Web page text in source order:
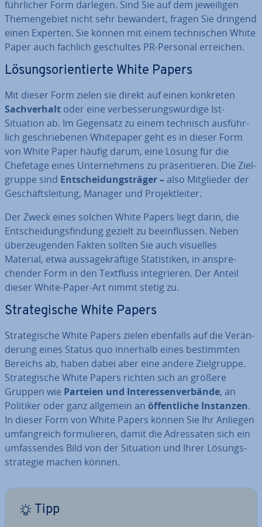
führ­li­cher Form darlegen. Sind Sie auf dem je­wei­li­gen
The­men­ge­biet nicht sehr bewandert, fragen Sie dringend
einen Experten. Sie können mit einem tech­ni­schen White
Paper auch fachlich ge­schul­tes PR-Personal erreichen.
Lö­sungs­ori­en­tier­te White Papers
Mit dieser Form zielen sie direkt auf einen konkreten
Sach­ver­halt oder eine ver­bes­se­rungs­wür­di­ge Ist-
Situation ab. Im Gegensatz zu einem technisch aus­führ­
lich ge­schrie­be­nen White­pa­per geht es in dieser Form
von White Paper häufig darum, eine Lösung für die
Chefetage eines Un­ter­neh­mens zu prä­sen­tie­ren. Die Ziel­
grup­pe sind Ent­schei­dungs­trä­ger –also Mit­glie­der der
Ge­schäfts­lei­tung, Manager und Pro­jekt­lei­ter.
Der Zweck eines solchen White Papers liegt darin, die
Ent­schei­dungs­fin­dung gezielt zu be­ein­flus­sen. Neben
über­zeu­gen­den Fakten sollten Sie auch visuelles
Material, etwa aus­sa­ge­kräf­ti­ge Sta­tis­ti­ken, in an­spre­
chen­der Form in den Textfluss in­te­grie­ren. Der Anteil
dieser White-Paper-Art nimmt stetig zu.
Stra­te­gi­sche White Papers
Stra­te­gi­sche White Papers zielen ebenfalls auf die Ver­än­
de­rung eines Status quo innerhalb eines be­stimm­ten
Bereichs ab, haben dabei aber eine andere Ziel­grup­pe.
Stra­te­gi­sche White Papers richten sich an größere
Gruppen wie Parteien und In­ter­es­sen­ver­bän­de, an
Politiker oder ganz allgemein an öf­fent­li­che Instanzen.
In dieser Form von White Papers können Sie Ihr Anliegen
um­fang­reich for­mu­lie­ren, damit die Adres­sa­ten sich ein
um­fas­sen­des Bild von der Situation und Ihrer Lö­sungs­
stra­te­gie machen können.
Tipp